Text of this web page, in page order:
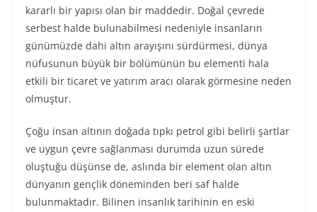
kararlı bir yapısı olan bir maddedir. Doğal çevrede
serbest halde bulunabilmesi nedeniyle insanların
günümüzde dahi altın arayışını sürdürmesi, dünya
nüfusunun büyük bir bölümünün bu elementi hala
etkili bir ticaret ve yatırım aracı olarak görmesine neden
olmuştur.
Çoğu insan altının doğada tıpkı petrol gibi belirli şartlar
ve uygun çevre sağlanması durumda uzun sürede
oluştuğu düşünse de, aslında bir element olan altın
dünyanın gençlik döneminden beri saf halde
bulunmaktadır. Bilinen insanlık tarihinin en eski